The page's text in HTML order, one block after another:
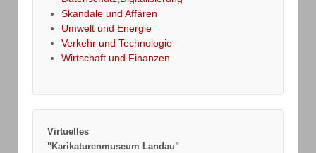
Skandale und Affären
Umwelt und Energie
Verkehr und Technologie
Wirtschaft und Finanzen
Virtuelles
"Karikaturenmuseum Landau"